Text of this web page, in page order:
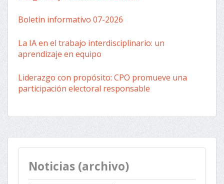
Boletín informativo 07-2026
La IA en el trabajo interdisciplinario: un
aprendizaje en equipo
Liderazgo con propósito: CPO promueve una
participación electoral responsable
Noticias (archivo)